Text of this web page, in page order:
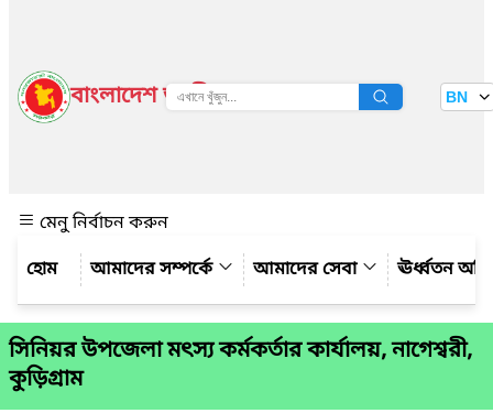
বাংলাদেশ জাতীয় তথ্য বাতায়ন BN
মেনু নির্বাচন করুন
আমাদের সম্পর্কে
আমাদের সেবা ঊর্ধ্বতন
সিনিয়র উপজেলা মৎস্য কর্মকর্তার কার্যালয়, নাগেশ্বরী,
কুড়িগ্রাম